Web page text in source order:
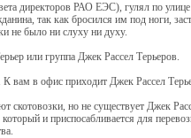
директоров РАО ЕЭС), гулял по улице
так как бросился им под ноги,
не было ни слуху ни духу.
или группа Джек Рассел Терьеров.
вам в офис приходит Джек Рассел
скотовозки, но не существует Джек
и приспосабливается для